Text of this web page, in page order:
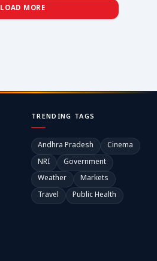
LOAD MORE
TRENDING TAGS
Andhra Pradesh
Cinema
NRI
Government
Weather
Markets
Travel
Public Health